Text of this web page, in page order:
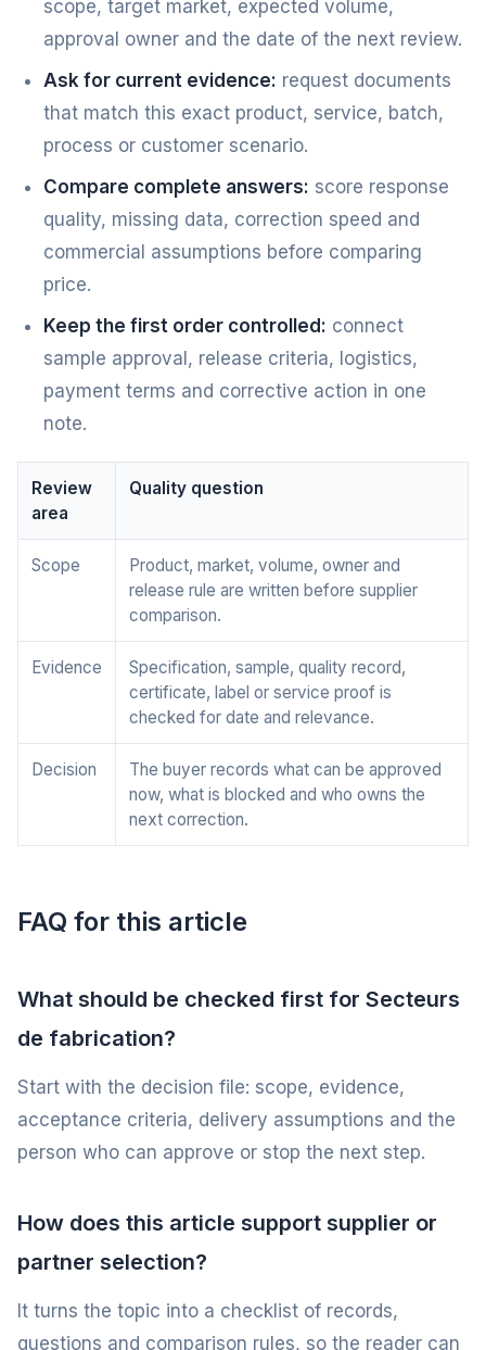
scope, target market, expected volume,
approval owner and the date of the next review.
Ask for current evidence: request documents
that match this exact product, service, batch,
process or customer scenario.
Compare complete answers: score response
quality, missing data, correction speed and
commercial assumptions before comparing
price.
Keep the first order controlled: connect
sample approval, release criteria, logistics,
payment terms and corrective action in one
note.
Review
area
Quality question
Scope
Product, market, volume, owner and
release rule are written before supplier
comparison.
Evidence
Specification, sample, quality record,
certificate, label or service proof is
checked for date and relevance.
Decision
The buyer records what can be approved
now, what is blocked and who owns the
next correction.
FAQ for this article
What should be checked first for Secteurs
de fabrication?
Start with the decision file: scope, evidence,
acceptance criteria, delivery assumptions and the
person who can approve or stop the next step.
How does this article support supplier or
partner selection?
It turns the topic into a checklist of records,
questions and comparison rules, so the reader can